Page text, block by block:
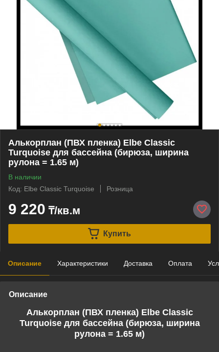
Алькорплан (ПВХ пленка) Elbe Classic
Turquoise для бассейна (бирюза, ширина
рулона = 1.65 м)
В наличии
Код: Elbe Classic Turquoise
Розница
9 220 ₸/кв.м
Купить
Описание Характеристики Доставка Оплата
Описание
Алькорплан (ПВХ пленка) Elbe Classic
Turquoise для бассейна (бирюза, ширина
рулона = 1.65 м)